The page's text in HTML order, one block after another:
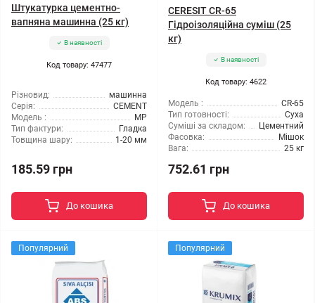
Штукатурка цементно-
вапняна машинна (25 кг)
В наявності
Код товару: 47477
Різновид:
машинна
Серія:
CEMENT
Модель :
MP
Тип фактури:
Гладка
Товщина шару:
1-20 мм
185.59 грн
До кошика
CERESIT CR-65
Гідроізоляційна суміш (25
кг)
В наявності
Код товару: 4622
Модель :
CR-65
Тип готовності:
Суха
Суміші за складом:
Цементний
Фасовка:
Мішок
Вага:
25 кг
752.61 грн
До кошика
Популярний Популярний